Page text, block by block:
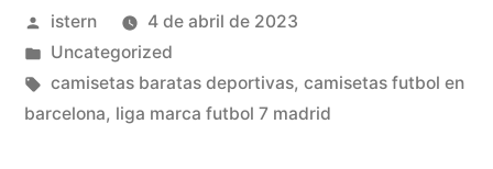
Publicado
por
istern
4 de abril de 2023
Publicado
en
Uncategorized
Etiquetas:
camisetas baratas deportivas, camisetas futbol en
barcelona, liga marca futbol 7 madrid